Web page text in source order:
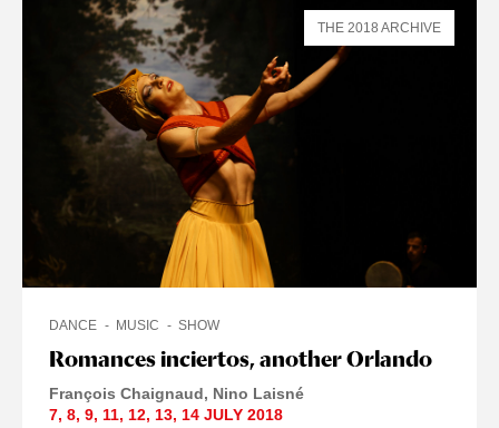
Romances inciertos, another Orlando
DANCE MUSIC SHOW
François Chaignaud
Nino Laisné
7, 8, 9, 11, 12, 13, 14 JULY 2018
THE 2018 ARCHIVE